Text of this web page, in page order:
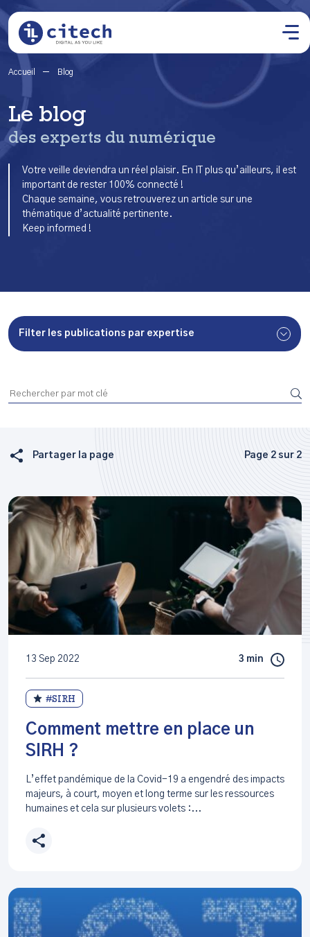
Accueil Blog
Le blog
des experts du numérique
Votre veille deviendra un réel plaisir. En IT plus qu’ailleurs, il est
important de rester 100% connecté !
Chaque semaine, vous retrouverez un article sur une
thématique d’actualité pertinente.
Keep informed !
Filter les publications par expertise
Partager la page Page 2 sur 2
13 Sep 2022 3 min
#SIRH
Comment mettre en place un
SIRH ?
L’effet pandémique de la Covid-19 a engendré des impacts
majeurs, à court, moyen et long terme sur les ressources
humaines et cela sur plusieurs volets :...